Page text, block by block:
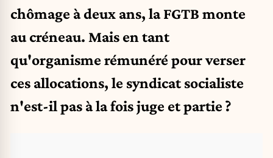
chômage à deux ans, la FGTB monte
au créneau. Mais en tant
qu'organisme rémunéré pour verser
ces allocations, le syndicat socialiste
n'est-il pas à la fois juge et partie ?